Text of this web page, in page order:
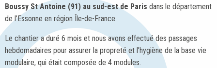
Boussy St Antoine (91) au sud-est de Paris dans le département
de l’Essonne en région Île-de-France.
Le chantier a duré 6 mois et nous avons effectué des passages
hebdomadaires pour assurer la propreté et l’hygiène de la base vie
modulaire, qui était composée de 4 modules.